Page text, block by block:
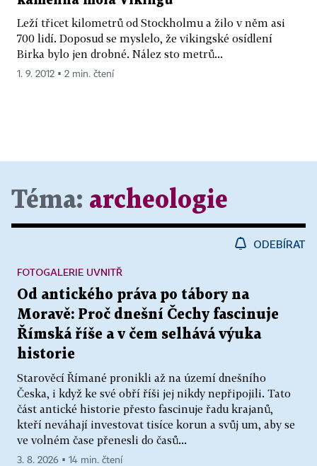
Leží třicet kilometrů od Stockholmu a žilo v něm asi
700 lidí. Doposud se myslelo, že vikingské osídlení
Birka bylo jen drobné. Nález sto metrů...
1. 9. 2012 ▪ 2 min. čtení
Téma: archeologie
ODEBÍRAT
Od antického práva po tábory na
Moravě: Proč dnešní Čechy fascinuje
Římská říše a v čem selhává výuka
historie
Starověcí Římané pronikli až na území dnešního
Česka, i když ke své obří říši jej nikdy nepřipojili. Tato
část antické historie přesto fascinuje řadu krajanů,
kteří neváhají investovat tisíce korun a svůj um, aby se
ve volném čase přenesli do časů...
FOTOGALERIE UVNITŘ
3. 8. 2026 ▪ 14 min. čtení